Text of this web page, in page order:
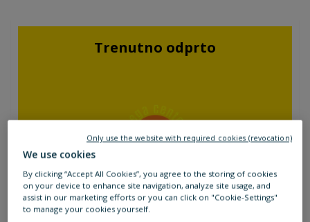
Trenutno odprto
We use cookies
By clicking “Accept All Cookies”, you agree to the storing of cookies
on your device to enhance site navigation, analyze site usage, and
assist in our marketing efforts or you can click on "Cookie-Settings"
to manage your cookies yourself.
Only use the website with required cookies (revocation)